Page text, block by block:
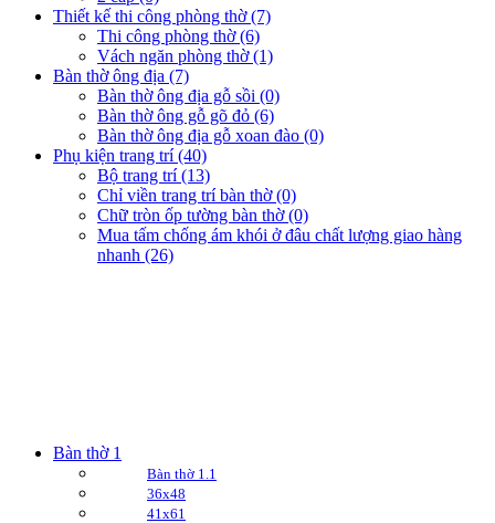
Thiết kế thi công phòng thờ (7)
Thi công phòng thờ (6)
Vách ngăn phòng thờ (1)
Bàn thờ ông địa (7)
Bàn thờ ông địa gỗ sồi (0)
Bàn thờ ông gỗ gõ đỏ (6)
Bàn thờ ông địa gỗ xoan đào (0)
Phụ kiện trang trí (40)
Bộ trang trí (13)
Chỉ viền trang trí bàn thờ (0)
Chữ tròn ốp tường bàn thờ (0)
Mua tấm chống ám khói ở đâu chất lượng giao hàng
nhanh (26)
Bàn thờ 1
Bàn thờ 1.1
36x48
41x61